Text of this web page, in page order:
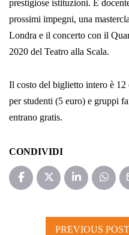
prestigiose istituzioni. È
prossimi impegni, una
Londra e il concerto con il
2020 del Teatro alla Scala.
Il costo del biglietto intero è
per studenti (5 euro) e gruppi
entrano gratis.
CONDIVIDI
PREVIOUS POST